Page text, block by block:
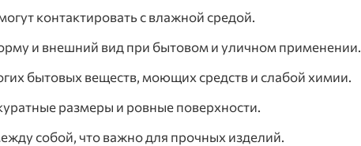
контактировать с влажной средой.
и внешний вид при бытовом и уличном применении.
бытовых веществ, моющих средств и слабой химии.
размеры и ровные поверхности.
собой, что важно для прочных изделий.